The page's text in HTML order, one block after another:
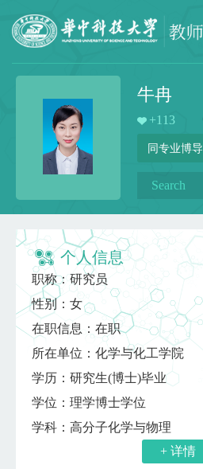
牛冉
+113
同专业博导
个人信息
职称：研究员
性别：女
在职信息：在职
所在单位：化学与化工学院
学历：研究生(博士)毕业
学位：理学博士学位
学科：高分子化学与物理
+ 详情